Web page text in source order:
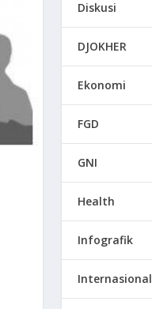
Diskusi
DJOKHER
Ekonomi
FGD
GNI
Health
Infografik
Internasional